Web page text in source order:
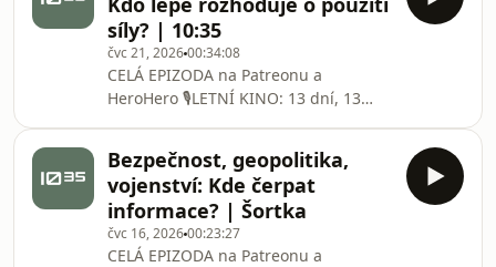
příslušník českých zpravodajských
služeb. V rozhovoru hodnotí
dosavadní průběh konfliktu na Bl
síly? | 10:35
čvc 21, 202600:34:08
CELÁ EPIZODA na ⁠⁠⁠⁠⁠⁠⁠⁠⁠⁠⁠⁠⁠⁠⁠⁠⁠⁠⁠⁠⁠⁠⁠⁠⁠⁠⁠⁠⁠⁠⁠⁠Patreonu⁠⁠⁠⁠⁠⁠⁠⁠⁠⁠⁠⁠⁠⁠⁠⁠⁠⁠⁠⁠⁠⁠⁠⁠⁠⁠⁠⁠⁠⁠⁠⁠ a
⁠⁠⁠⁠⁠⁠⁠⁠⁠⁠⁠⁠⁠⁠⁠⁠⁠⁠⁠⁠⁠⁠⁠⁠⁠⁠⁠⁠⁠⁠⁠⁠HeroHero⁠⁠⁠⁠⁠⁠⁠⁠⁠⁠⁠⁠⁠⁠⁠⁠⁠⁠⁠⁠⁠⁠⁠⁠⁠⁠⁠⁠⁠⁠⁠⁠ 🎙️LETNÍ KINO: 13 dní, 13
Kde dnes končí role člověka, co už
zvládne AI a jak blízko jsme plně
autonomním zbraňovým systémům? V
rozhovoru jsme mluvili o tom, proč s
Bezpečnost, geopolitika,
vojenství: Kde čerpat
informace? | Šortka
čvc 16, 202600:23:27
CELÁ EPIZODA na ⁠⁠⁠⁠⁠⁠⁠⁠⁠⁠⁠⁠⁠⁠⁠⁠⁠⁠⁠⁠⁠⁠⁠⁠⁠⁠⁠⁠⁠⁠⁠⁠Patreonu⁠⁠⁠⁠⁠⁠⁠⁠⁠⁠⁠⁠⁠⁠⁠⁠⁠⁠⁠⁠⁠⁠⁠⁠⁠⁠⁠⁠⁠⁠⁠⁠ a